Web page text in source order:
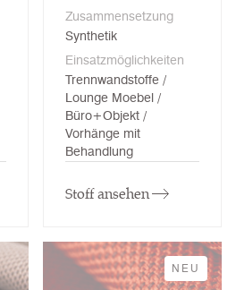
Zusammensetzung
Synthetik
Einsatzmöglichkeiten
Trennwandstoffe /
Lounge Moebel /
Büro+Objekt /
Vorhänge mit
Behandlung
Stoff ansehen
NEU